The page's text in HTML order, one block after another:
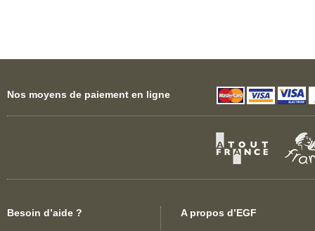
Nos moyens de paiement en ligne
Besoin d’aide ? A propos d’EGF